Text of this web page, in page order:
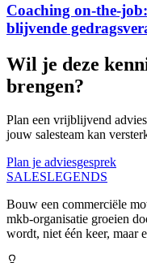
Coaching on-the-
blijvende
Wil je deze
brengen?
Plan een vrijblijvend
jouw salesteam kan
Plan je adviesgesprek
SALESLEGENDS
Bouw een commerciële
mkb-organisatie groeien
wordt, niet één keer, maar